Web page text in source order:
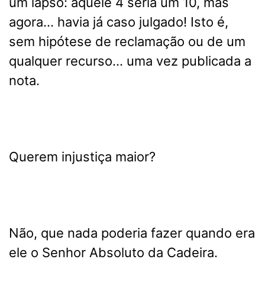
agora… havia já caso julgado! Isto é,
sem hipótese de reclamação ou de um
qualquer recurso… uma vez publicada a
nota.
Querem injustiça maior?
Não, que nada poderia fazer quando era
ele o Senhor Absoluto da Cadeira.